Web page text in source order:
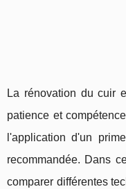
La rénovation du cuir
patience et
l'application d'un
recommandée. Dans
comparer différentes